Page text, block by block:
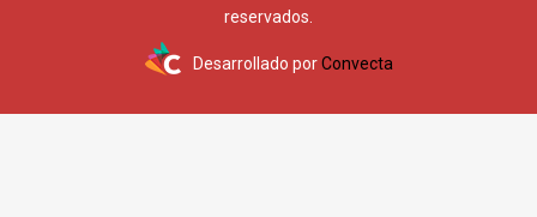
reservados.
Desarrollado porConvecta